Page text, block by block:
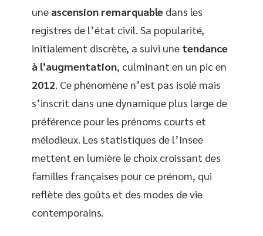
une ascension remarquable dans les
registres de l’état civil. Sa popularité,
initialement discrète, a suivi une tendance
à l’augmentation, culminant en un pic en
2012. Ce phénomène n’est pas isolé mais
s’inscrit dans une dynamique plus large de
préférence pour les prénoms courts et
mélodieux. Les statistiques de l’Insee
mettent en lumière le choix croissant des
familles françaises pour ce prénom, qui
reflète des goûts et des modes de vie
contemporains.